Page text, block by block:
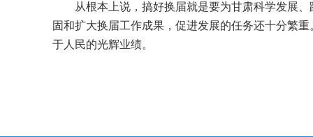
从根本上说，搞好换届就是要为甘肃科学发展
固和扩大换届工作成果，促进发展的任务还十分繁
于人民的光辉业绩。